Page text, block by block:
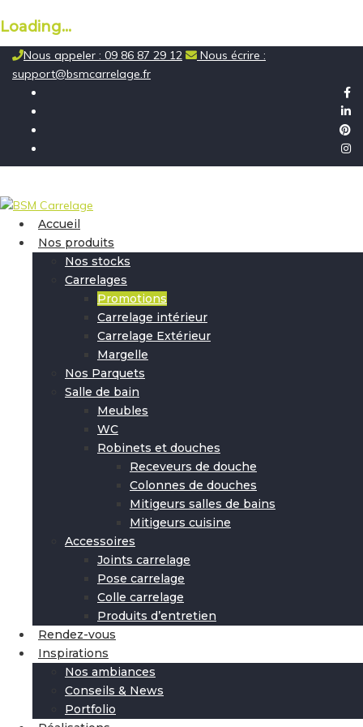
Loading...
Skip
content
Nous appeler : 09 86 87 29 12
Nous écrire :
support@bsmcarrelage.fr
Accueil
Nos produits
Nos stocks
Carrelages
Promotions
Carrelage intérieur
Carrelage Extérieur
Margelle
Nos Parquets
Salle de bain
Meubles
WC
Robinets et douches
Receveurs de douche
Colonnes de douches
Mitigeurs salles de bains
Mitigeurs cuisine
Accessoires
Joints carrelage
Pose carrelage
Colle carrelage
Produits d’entretien
Rendez-vous
Inspirations
Nos ambiances
Conseils & News
Portfolio